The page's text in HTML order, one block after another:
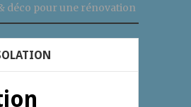
déco pour une rénovation